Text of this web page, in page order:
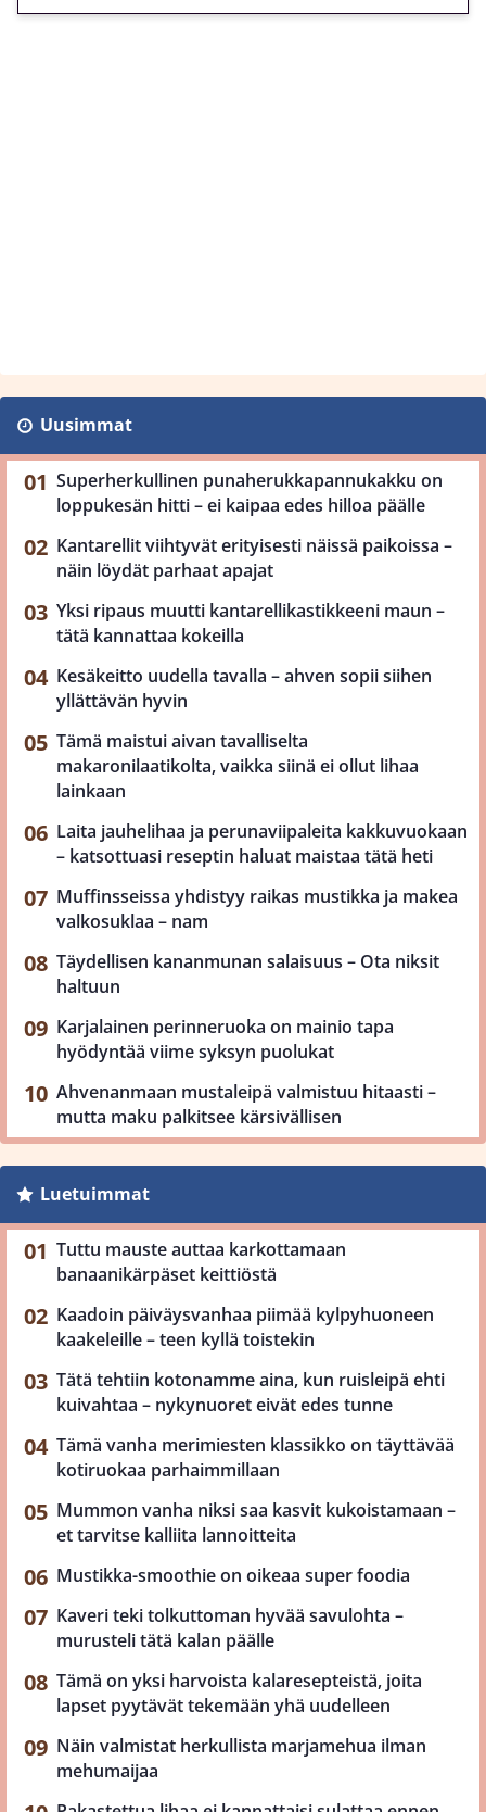
Uusimmat
Superherkullinen punaherukkapannukakku on
loppukesän hitti – ei kaipaa edes hilloa päälle
Kantarellit viihtyvät erityisesti näissä paikoissa –
näin löydät parhaat apajat
Yksi ripaus muutti kantarellikastikkeeni maun –
tätä kannattaa kokeilla
Kesäkeitto uudella tavalla – ahven sopii siihen
yllättävän hyvin
Tämä maistui aivan tavalliselta
makaronilaatikolta, vaikka siinä ei ollut lihaa
lainkaan
Laita jauhelihaa ja perunaviipaleita kakkuvuokaan
– katsottuasi reseptin haluat maistaa tätä heti
Muffinsseissa yhdistyy raikas mustikka ja makea
valkosuklaa – nam
Täydellisen kananmunan salaisuus – Ota niksit
haltuun
Karjalainen perinneruoka on mainio tapa
hyödyntää viime syksyn puolukat
Ahvenanmaan mustaleipä valmistuu hitaasti –
mutta maku palkitsee kärsivällisen
Luetuimmat
Tuttu mauste auttaa karkottamaan
banaanikärpäset keittiöstä
Kaadoin päiväysvanhaa piimää kylpyhuoneen
kaakeleille – teen kyllä toistekin
Tätä tehtiin kotonamme aina, kun ruisleipä ehti
kuivahtaa – nykynuoret eivät edes tunne
Tämä vanha merimiesten klassikko on täyttävää
kotiruokaa parhaimmillaan
Mummon vanha niksi saa kasvit kukoistamaan –
et tarvitse kalliita lannoitteita
Mustikka-smoothie on oikeaa super foodia
Kaveri teki tolkuttoman hyvää savulohta –
murusteli tätä kalan päälle
Tämä on yksi harvoista kalaresepteistä, joita
lapset pyytävät tekemään yhä uudelleen
Näin valmistat herkullista marjamehua ilman
mehumaijaa